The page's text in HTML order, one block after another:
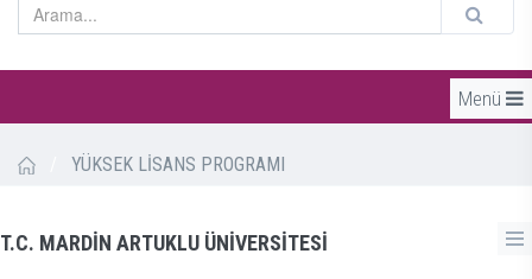
Menü
YÜKSEK LİSANS PROGRAMI
T.C. MARDİN ARTUKLU ÜNİVERSİTESİ